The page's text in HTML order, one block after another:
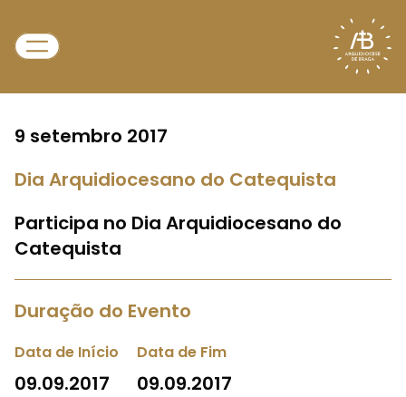
9 setembro 2017
Dia Arquidiocesano do Catequista
Participa no Dia Arquidiocesano do
Catequista
Duração do Evento
Data de Início
09.09.2017
Data de Fim
09.09.2017